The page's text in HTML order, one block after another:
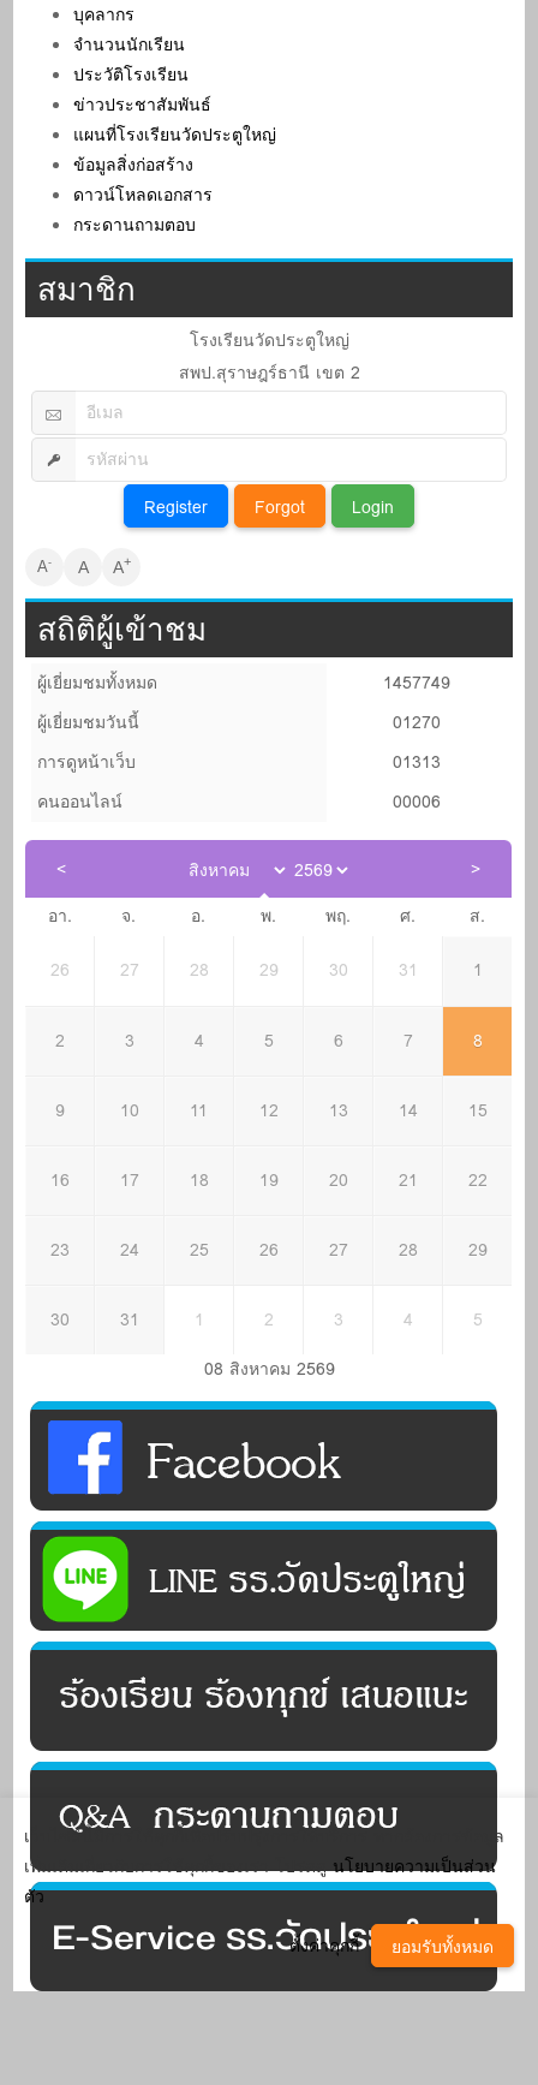
บุคลากร
จำนวนนักเรียน
ประวัติโรงเรียน
ข่าวประชาสัมพันธ์
แผนที่โรงเรียนวัดประตูใหญ่
ข้อมูลสิ่งก่อสร้าง
ดาวน์โหลดเอกสาร
กระดานถามตอบ
สมาชิก
โรงเรียนวัดประตูใหญ่
สพป.สุราษฎร์ธานี เขต 2
A- A A+
สถิติผู้เข้าชม
ผู้เยี่ยมชมทั้งหมด
1457749
ผู้เยี่ยมชมวันนี้
01270
การดูหน้าเว็บ
01313
คนออนไลน์
00006
อา. จ. อ. พ. พฤ. ศ. ส.
26 27 28 29 30 31 1
2 3 4 5 6 7 8
9 10 11 12 13 14 15
16 17 18 19 20 21 22
23 24 25 26 27 28 29
30 31 1 2 3 4
5
08 สิงหาคม 2569
เว็บไซต์นี้มีการใช้คุกกี้เพื่อปรับปรุงการให้บริการ หากต้องการข้อมูล
เพิ่มเติมเกี่ยวกับการใช้คุกกี้ของเรา โปรดดูนโยบายความเป็นส่วน
ตัว
ตั้งค่าคุกกี้
ยอมรับทั้งหมด